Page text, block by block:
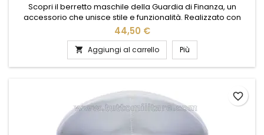
Scopri il berretto maschile della Guardia di Finanza, un
accessorio che unisce stile e funzionalità. Realizzato con
materiali di alta qualità, questo berretto offre comfort e
resistenza, perfetto per ogni occasione. Il design elegante e
distintivo riflette l'orgoglio e la tradizione della Guardia di
Finanza, rendendolo un pezzo unico nel suo genere....
44,50 €
 Aggiungi al carrello Più
favorite_border